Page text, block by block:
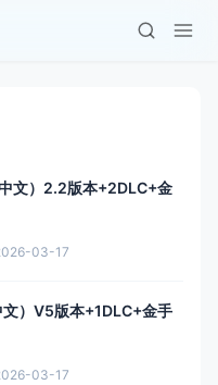
文）2.2版本+2DLC+金
03-17
）V5版本+1DLC+金手
03-17